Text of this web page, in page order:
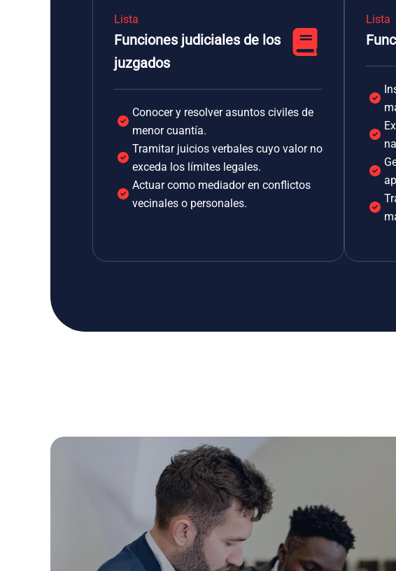
Lista
Funciones judiciales de los
juzgados
Conocer y resolver asuntos civiles de
menor cuantía.
Tramitar juicios verbales cuyo valor no
exceda los límites legales.
Actuar como mediador en conflictos
vecinales o personales.
Lista